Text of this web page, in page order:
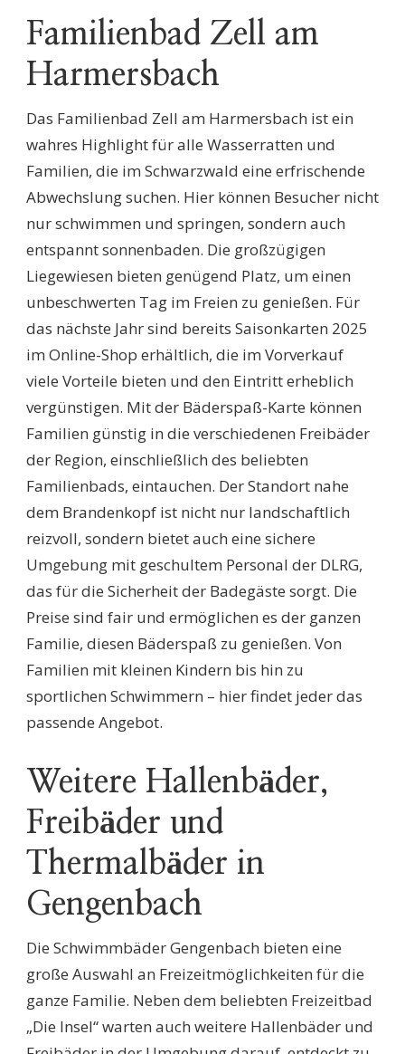
Familienbad Zell am
Harmersbach
Das Familienbad Zell am Harmersbach ist ein
wahres Highlight für alle Wasserratten und
Familien, die im Schwarzwald eine erfrischende
Abwechslung suchen. Hier können Besucher nicht
nur schwimmen und springen, sondern auch
entspannt sonnenbaden. Die großzügigen
Liegewiesen bieten genügend Platz, um einen
unbeschwerten Tag im Freien zu genießen. Für
das nächste Jahr sind bereits Saisonkarten 2025
im Online-Shop erhältlich, die im Vorverkauf
viele Vorteile bieten und den Eintritt erheblich
vergünstigen. Mit der Bäderspaß-Karte können
Familien günstig in die verschiedenen Freibäder
der Region, einschließlich des beliebten
Familienbads, eintauchen. Der Standort nahe
dem Brandenkopf ist nicht nur landschaftlich
reizvoll, sondern bietet auch eine sichere
Umgebung mit geschultem Personal der DLRG,
das für die Sicherheit der Badegäste sorgt. Die
Preise sind fair und ermöglichen es der ganzen
Familie, diesen Bäderspaß zu genießen. Von
Familien mit kleinen Kindern bis hin zu
sportlichen Schwimmern – hier findet jeder das
passende Angebot.
Weitere Hallenbäder,
Freibäder und
Thermalbäder in
Gengenbach
Die Schwimmbäder Gengenbach bieten eine
große Auswahl an Freizeitmöglichkeiten für die
ganze Familie. Neben dem beliebten Freizeitbad
„Die Insel“ warten auch weitere Hallenbäder und